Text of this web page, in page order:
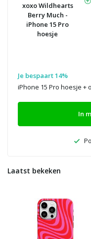
xoxo Wildhearts
Berry Much -
iPhone 15 Pro
hoesje
Je bespaart 14%
iPhone 15 Pro hoesje +
In
Laatst bekeken